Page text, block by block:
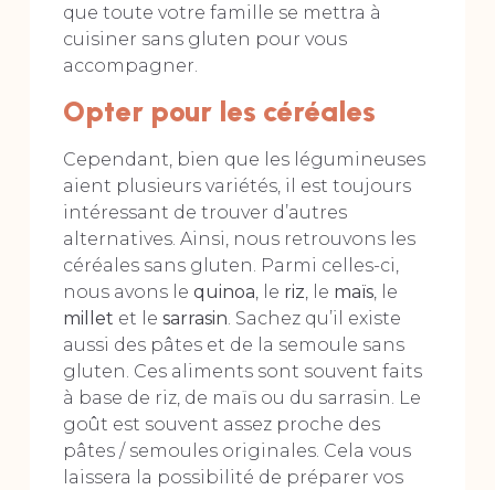
que toute votre famille se mettra à
cuisiner sans gluten pour vous
accompagner.
Opter pour les céréales
Cependant, bien que les légumineuses
aient plusieurs variétés, il est toujours
intéressant de trouver d’autres
alternatives. Ainsi, nous retrouvons les
céréales sans gluten. Parmi celles-ci,
nous avons le quinoa, le riz, le maïs, le
millet et le sarrasin. Sachez qu’il existe
aussi des pâtes et de la semoule sans
gluten. Ces aliments sont souvent faits
à base de riz, de maïs ou du sarrasin. Le
goût est souvent assez proche des
pâtes / semoules originales. Cela vous
laissera la possibilité de préparer vos